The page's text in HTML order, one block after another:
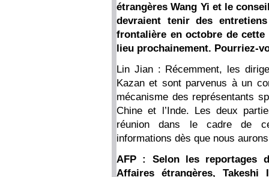
étrangères Wang Yi et le
devraient tenir des
frontalière en octobre de
lieu prochainement. Pourriez-
Lin Jian : Récemment, les
Kazan et sont parvenus à un
mécanisme des représentants
Chine et l’Inde. Les deux
réunion dans le cadre de
informations dès que nous
AFP : Selon les reportages
Affaires étrangères,